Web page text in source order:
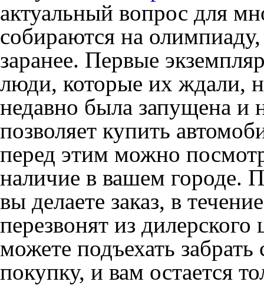
актуальный вопрос для
собираются на
заранее. Первые
люди, которые их ждали,
недавно была запущена и
позволяет купить
перед этим можно
наличие в вашем
вы делаете заказ, в
перезвонят из
можете подъехать
покупку, и вам остается